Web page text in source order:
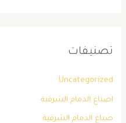
تصنيفات
Uncategorized
اصباغ الدمام الشرقية
صباغ الدمام الشرقية